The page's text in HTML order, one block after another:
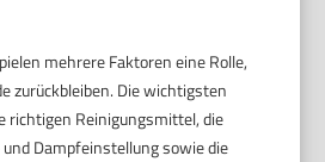
mehrere Faktoren eine Rolle,
zurückbleiben. Die wichtigsten
richtigen Reinigungsmittel, die
Dampfeinstellung sowie die